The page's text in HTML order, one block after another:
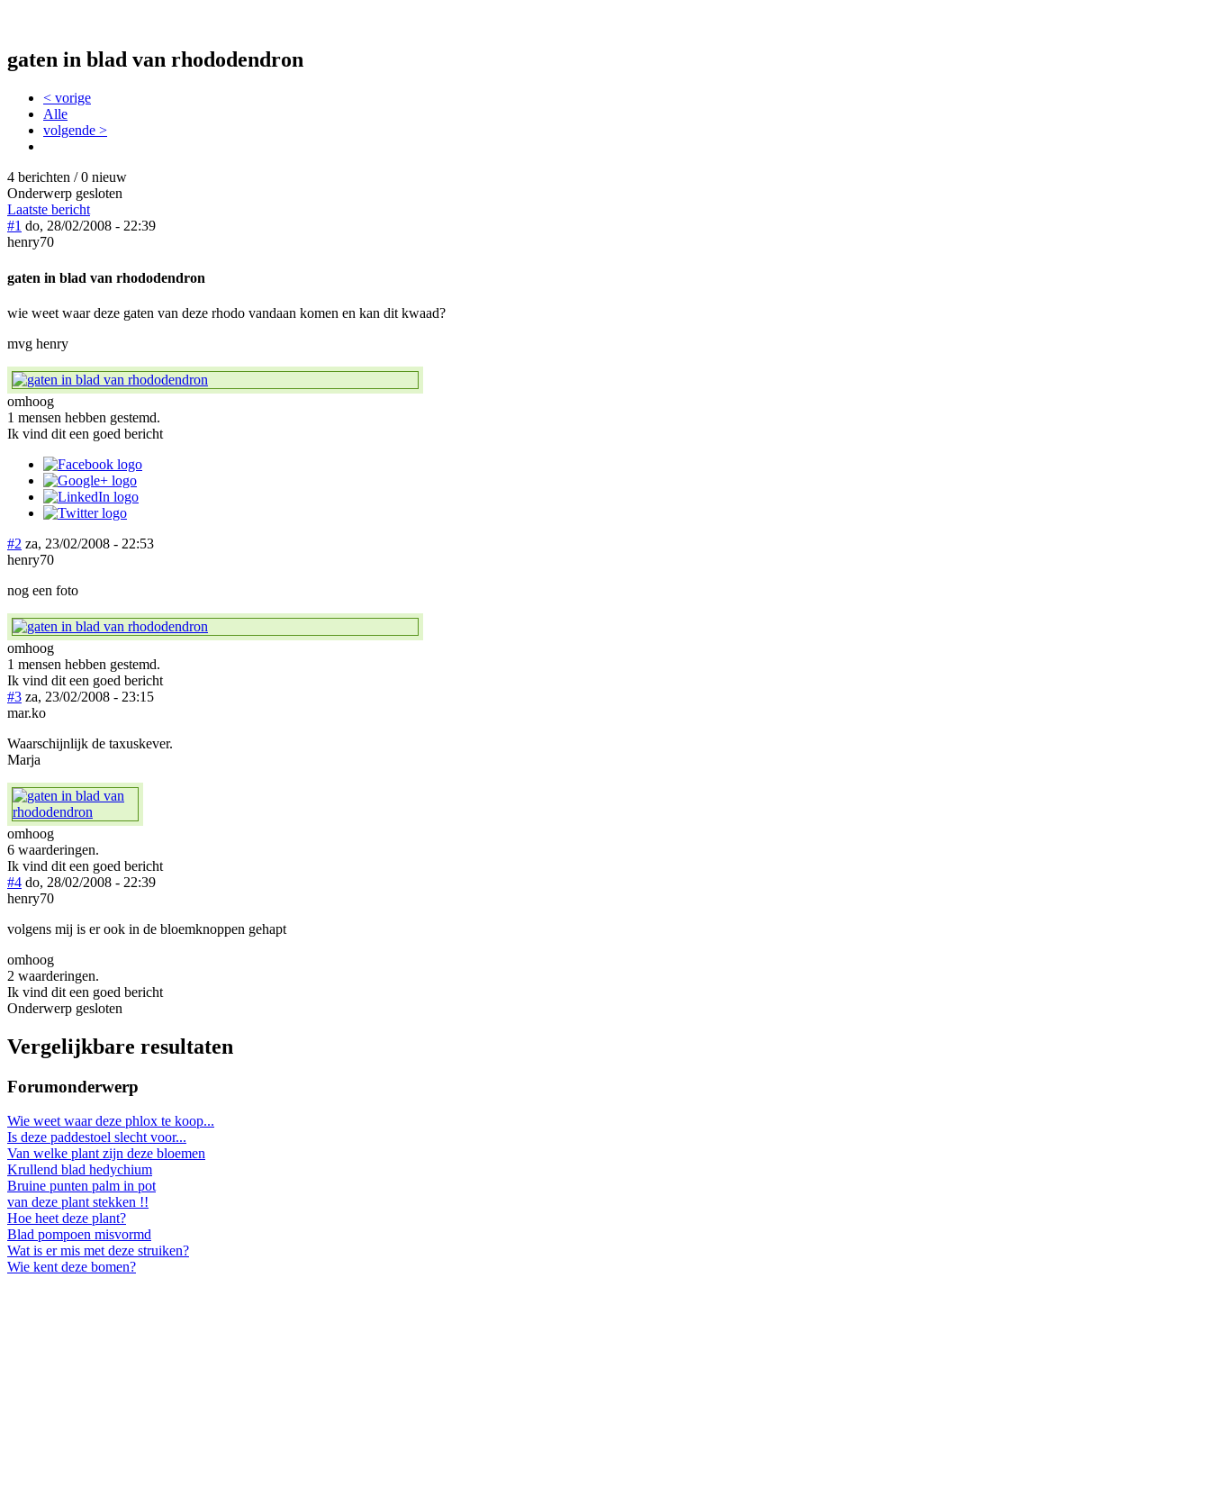
gaten in blad van rhododendron
< vorige
Alle
volgende >
4 berichten / 0 nieuw
Onderwerp gesloten
Laatste bericht
#1 do, 28/02/2008 - 22:39
henry70
gaten in blad van rhododendron
wie weet waar deze gaten van deze rhodo vandaan komen en kan dit kwaad?
mvg henry
omhoog
1 mensen hebben gestemd.
Ik vind dit een goed bericht
#2 za, 23/02/2008 - 22:53
henry70
nog een foto
omhoog
1 mensen hebben gestemd.
Ik vind dit een goed bericht
#3 za, 23/02/2008 - 23:15
mar.ko
Waarschijnlijk de taxuskever.
Marja
omhoog
6 waarderingen.
Ik vind dit een goed bericht
#4 do, 28/02/2008 - 22:39
henry70
volgens mij is er ook in de bloemknoppen gehapt
omhoog
2 waarderingen.
Ik vind dit een goed bericht
Onderwerp gesloten
Vergelijkbare resultaten
Forumonderwerp
Wie weet waar deze phlox te koop...
Is deze paddestoel slecht voor...
Van welke plant zijn deze bloemen
Krullend blad hedychium
Bruine punten palm in pot
van deze plant stekken !!
Hoe heet deze plant?
Blad pompoen misvormd
Wat is er mis met deze struiken?
Wie kent deze bomen?